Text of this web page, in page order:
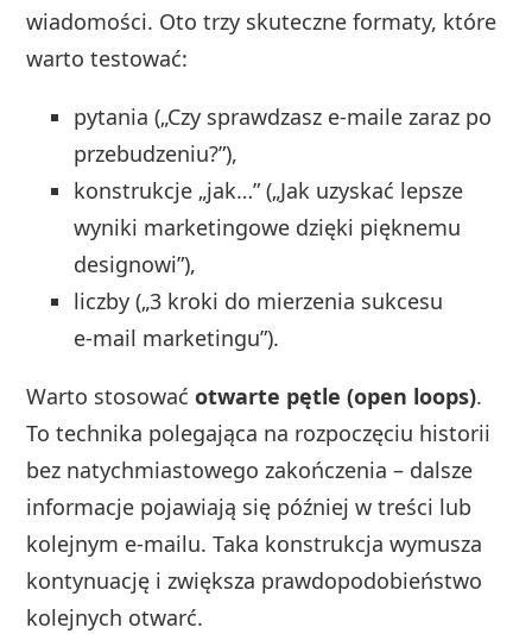
wiadomości. Oto trzy skuteczne formaty, które
warto testować:
pytania („Czy sprawdzasz e‑maile zaraz po
przebudzeniu?”),
konstrukcje „jak…” („Jak uzyskać lepsze
wyniki marketingowe dzięki pięknemu
designowi”),
liczby („3 kroki do mierzenia sukcesu
e‑mail marketingu”).
Warto stosowaćotwarte pętle (open loops).
To technika polegająca na rozpoczęciu historii
bez natychmiastowego zakończenia – dalsze
informacje pojawiają się później w treści lub
kolejnym e‑mailu. Taka konstrukcja wymusza
kontynuację i zwiększa prawdopodobieństwo
kolejnych otwarć.